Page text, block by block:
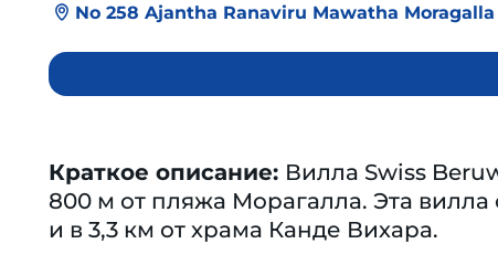
No 258 Ajantha Ranaviru Mawatha Moragalla
Краткое описание: Вилла Swiss
800 м от пляжа Морагалла. Эта
и в 3,3 км от храма Канде Вихара.